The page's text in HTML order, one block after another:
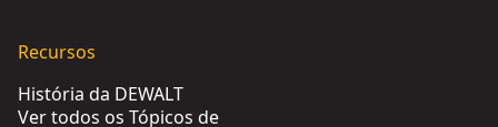
Recursos
História da DEWALT
Ver todos os Tópicos de